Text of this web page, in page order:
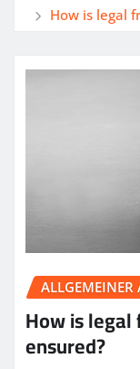
How is legal
ALLGEMEINER
How is
ensured?